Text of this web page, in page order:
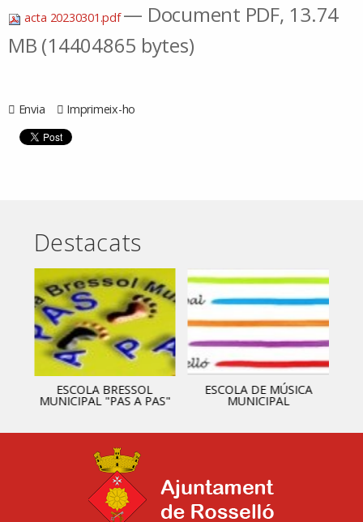
acta 20230301.pdf— Document PDF, 13.74
MB (14404865 bytes)
Envia Imprimeix-ho
Destacats
ESCOLA BRESSOL
MUNICIPAL "PAS A PAS"
ESCOLA DE MÚSICA
MUNICIPAL